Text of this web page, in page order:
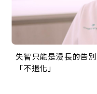
失智只能是漫長的告
「不退化」
來自剛果的巧克力神
的家，我連作夢都講台
63歲卸矽谷副總、搬
丑」走進安養院，逗
104歲打破金氏世界
手，分享長壽的秘密
事業巔峰他選擇追夢
巨蛋！連CNN都大讚！